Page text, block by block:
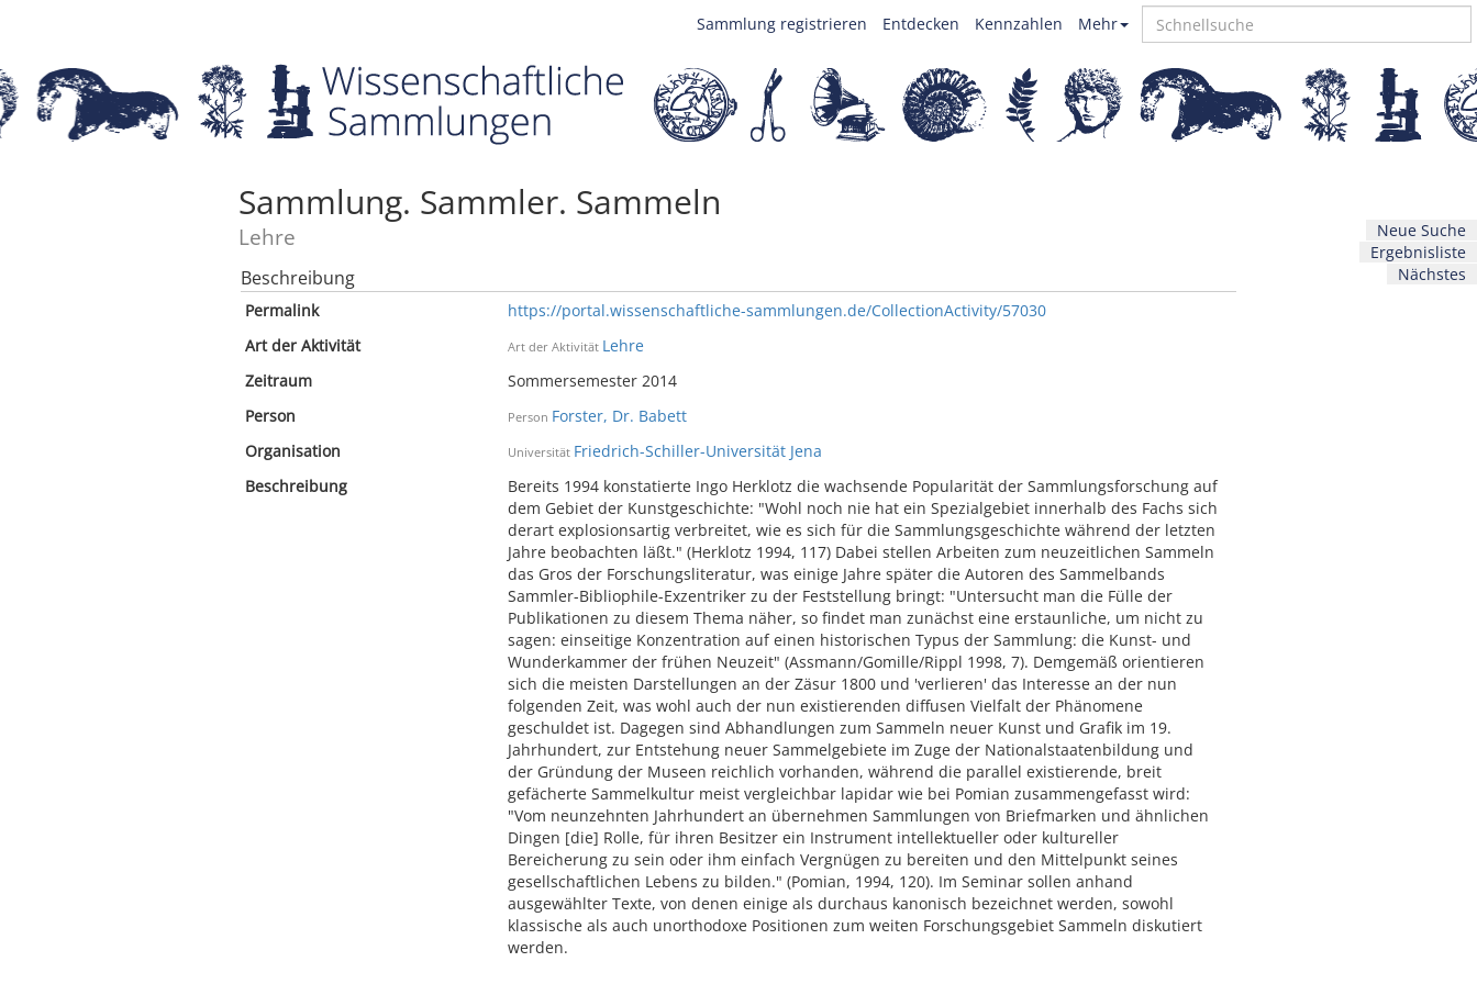
Mehr
Kennzahlen
Entdecken
Sammlung registrieren
Neue Suche
Ergebnisliste
Nächstes
Sammlung. Sammler. Sammeln
Lehre
Beschreibung
Permalink
https://portal.wissenschaftliche-sammlungen.de/CollectionActivity/57030
Art der Aktivität
Art der Aktivität Lehre
Zeitraum
Sommersemester 2014
Person
Person Forster, Dr. Babett
Organisation
Universität Friedrich-Schiller-Universität Jena
Beschreibung
Bereits 1994 konstatierte Ingo Herklotz die wachsende Popularität der Sammlungsforschung auf
dem Gebiet der Kunstgeschichte: "Wohl noch nie hat ein Spezialgebiet innerhalb des Fachs sich
derart explosionsartig verbreitet, wie es sich für die Sammlungsgeschichte während der letzten
Jahre beobachten läßt." (Herklotz 1994, 117) Dabei stellen Arbeiten zum neuzeitlichen Sammeln
das Gros der Forschungsliteratur, was einige Jahre später die Autoren des Sammelbands
Sammler-Bibliophile-Exzentriker zu der Feststellung bringt: "Untersucht man die Fülle der
Publikationen zu diesem Thema näher, so findet man zunächst eine erstaunliche, um nicht zu
sagen: einseitige Konzentration auf einen historischen Typus der Sammlung: die Kunst- und
Wunderkammer der frühen Neuzeit" (Assmann/Gomille/Rippl 1998, 7). Demgemäß orientieren
sich die meisten Darstellungen an der Zäsur 1800 und 'verlieren' das Interesse an der nun
folgenden Zeit, was wohl auch der nun existierenden diffusen Vielfalt der Phänomene
geschuldet ist. Dagegen sind Abhandlungen zum Sammeln neuer Kunst und Grafik im 19.
Jahrhundert, zur Entstehung neuer Sammelgebiete im Zuge der Nationalstaatenbildung und
der Gründung der Museen reichlich vorhanden, während die parallel existierende, breit
gefächerte Sammelkultur meist vergleichbar lapidar wie bei Pomian zusammengefasst wird:
"Vom neunzehnten Jahrhundert an übernehmen Sammlungen von Briefmarken und ähnlichen
Dingen [die] Rolle, für ihren Besitzer ein Instrument intellektueller oder kultureller
Bereicherung zu sein oder ihm einfach Vergnügen zu bereiten und den Mittelpunkt seines
gesellschaftlichen Lebens zu bilden." (Pomian, 1994, 120). Im Seminar sollen anhand
ausgewählter Texte, von denen einige als durchaus kanonisch bezeichnet werden, sowohl
klassische als auch unorthodoxe Positionen zum weiten Forschungsgebiet Sammeln diskutiert
werden.